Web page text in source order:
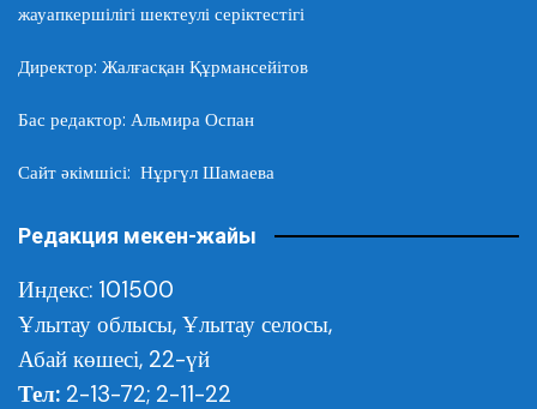
жауапкершілігі шектеулі серіктестігі
Директор: Жалғасқан Құрмансейітов
Бас редактор: Альмира Оспан
Сайт әкімшісі: Нұргүл Шамаева
Редакция мекен-жайы
Индекс: 101500
Ұлытау облысы, Ұлытау селосы,
Абай көшесі, 22-үй
Тел: 2-13-72; 2-11-22